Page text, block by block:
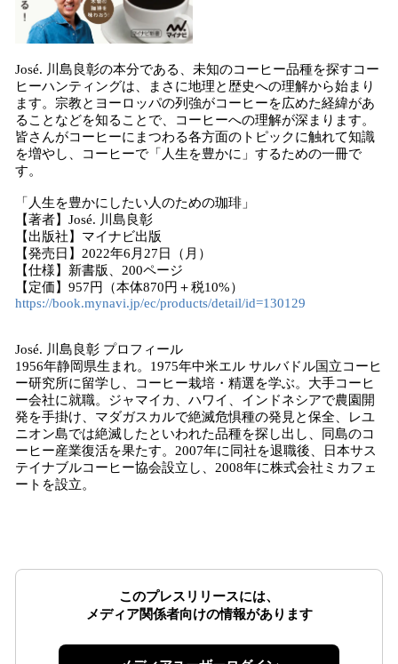
José. 川島良彰の本分である、未知のコーヒー品種を探すコー
ヒーハンティングは、まさに地理と歴史への理解から始まり
ます。宗教とヨーロッパの列強がコーヒーを広めた経緯があ
ることなどを知ることで、コーヒーへの理解が深まります。
皆さんがコーヒーにまつわる各方面のトピックに触れて知識
を増やし、コーヒーで「人生を豊かに」するための一冊で
す。
「人生を豊かにしたい人のための珈琲」
【著者】José. 川島良彰
【出版社】マイナビ出版
【発売日】2022年6月27日（月）
【仕様】新書版、200ページ
【定価】957円（本体870円＋税10%）
https://book.mynavi.jp/ec/products/detail/id=130129
José. 川島良彰 プロフィール
1956年静岡県生まれ。1975年中米エル サルバドル国立コーヒ
ー研究所に留学し、コーヒー栽培・精選を学ぶ。大手コーヒ
ー会社に就職。ジャマイカ、ハワイ、インドネシアで農園開
発を手掛け、マダガスカルで絶滅危惧種の発見と保全、レユ
ニオン島では絶滅したといわれた品種を探し出し、同島のコ
ーヒー産業復活を果たす。2007年に同社を退職後、日本サス
テイナブルコーヒー協会設立し、2008年に株式会社ミカフェ
ートを設立。
このプレスリリースには、
メディア関係者向けの情報があります